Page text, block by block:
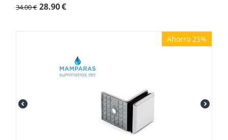
34.00€ 28.90€
Ahorro 25%